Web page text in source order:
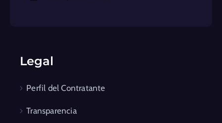
Legal
Perfil del Contratante
Transparencia